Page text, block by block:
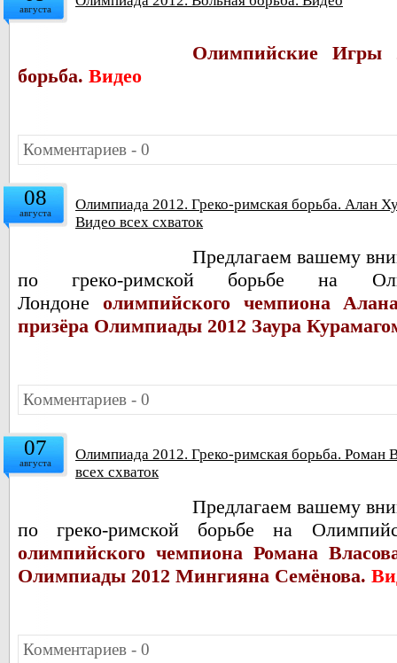
августа
Олимпийские Игры
борьба. Видео
Комментариев - 0
08
августа
Олимпиада 2012. Греко-римская борьба. Алан
Видео всех схваток
Предлагаем вашему
по греко-римской борьбе на
Лондоне олимпийского чемпиона
призёра Олимпиады 2012 Заура
Комментариев - 0
07
августа
Олимпиада 2012. Греко-римская борьба. Роман
всех схваток
Предлагаем вашему
по греко-римской борьбе на
олимпийского чемпиона Романа
Олимпиады 2012 Мингияна Семёнова.
Комментариев - 0